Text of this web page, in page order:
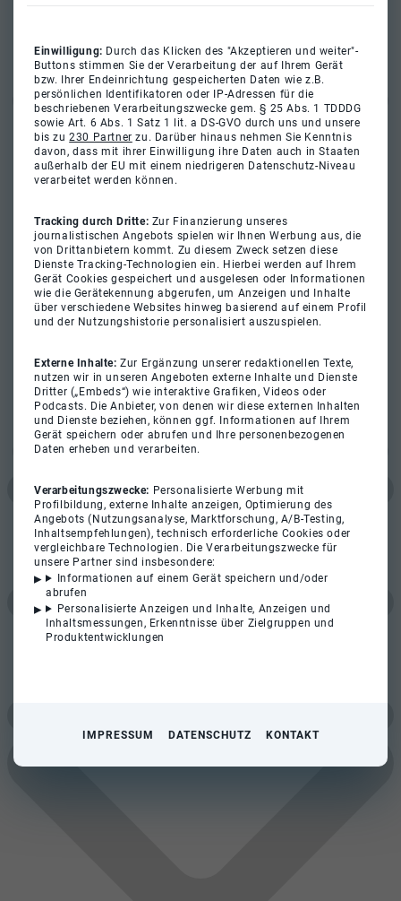
Einwilligung: Durch das Klicken des "Akzeptieren und weiter"-
Buttons stimmen Sie der Verarbeitung der auf Ihrem Gerät
bzw. Ihrer Endeinrichtung gespeicherten Daten wie z.B.
persönlichen Identifikatoren oder IP-Adressen für die
beschriebenen Verarbeitungszwecke gem. § 25 Abs. 1 TDDDG
sowie Art. 6 Abs. 1 Satz 1 lit. a DS-GVO durch uns und unsere
bis zu230 Partner zu. Darüber hinaus nehmen Sie Kenntnis
davon, dass mit ihrer Einwilligung ihre Daten auch in Staaten
außerhalb der EU mit einem niedrigeren Datenschutz-Niveau
verarbeitet werden können.
Tracking durch Dritte: Zur Finanzierung unseres
journalistischen Angebots spielen wir Ihnen Werbung aus, die
von Drittanbietern kommt. Zu diesem Zweck setzen diese
Dienste Tracking-Technologien ein. Hierbei werden auf Ihrem
Gerät Cookies gespeichert und ausgelesen oder Informationen
wie die Gerätekennung abgerufen, um Anzeigen und Inhalte
über verschiedene Websites hinweg basierend auf einem Profil
und der Nutzungshistorie personalisiert auszuspielen.
Externe Inhalte:Zur Ergänzung unserer redaktionellen Texte,
nutzen wir in unseren Angeboten externe Inhalte und Dienste
Dritter („Embeds“) wie interaktive Grafiken, Videos oder
Podcasts. Die Anbieter, von denen wir diese externen Inhalten
und Dienste beziehen, können ggf. Informationen auf Ihrem
Gerät speichern oder abrufen und Ihre personenbezogenen
Daten erheben und verarbeiten.
Verarbeitungszwecke: Personalisierte Werbung mit
Profilbildung, externe Inhalte anzeigen, Optimierung des
Angebots (Nutzungsanalyse, Marktforschung, A/B-Testing,
Inhaltsempfehlungen), technisch erforderliche Cookies oder
vergleichbare Technologien. Die Verarbeitungszwecke für
unsere Partner sind insbesondere:
Informationen auf einem Gerät speichern und/oder
abrufen
Personalisierte Anzeigen und Inhalte, Anzeigen und
Inhaltsmessungen, Erkenntnisse über Zielgruppen und
Produktentwicklungen
IMPRESSUM DATENSCHUTZ KONTAKT